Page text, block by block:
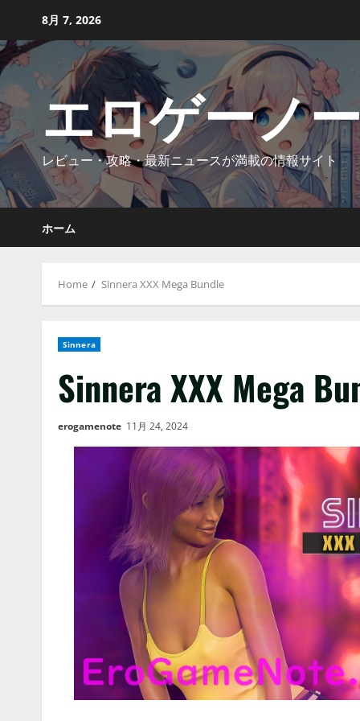
content
8月 7, 2026
エロゲーノ
レビュー・攻略・最新ニュースが満載の情報サイト
ホーム
Home Sinnera XXX Mega Bundle
Sinnera
Sinnera XXX Mega
erogamenote 11月 24, 2024